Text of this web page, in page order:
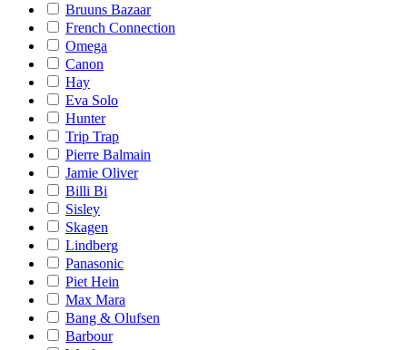
Bruuns Bazaar
French Connection
Omega
Canon
Hay
Eva Solo
Hunter
Trip Trap
Pierre Balmain
Jamie Oliver
Billi Bi
Sisley
Skagen
Lindberg
Panasonic
Piet Hein
Max Mara
Bang & Olufsen
Barbour